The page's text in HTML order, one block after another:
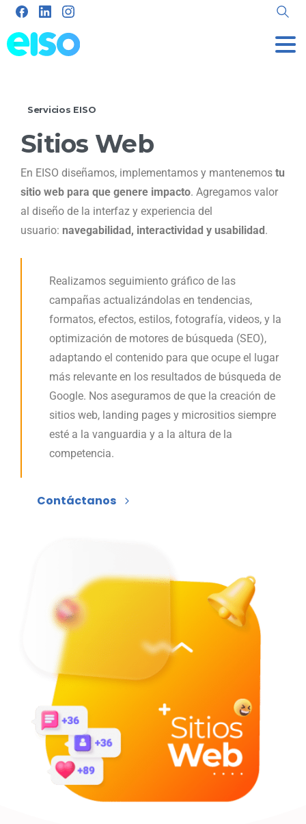
Servicios EISO
Sitios Web
En EISO diseñamos, implementamos y mantenemos tu
sitio web para que genere impacto. Agregamos valor
al diseño de la interfaz y experiencia del
usuario: navegabilidad, interactividad y usabilidad .
Realizamos seguimiento gráfico de las
campañas actualizándolas en tendencias,
formatos, efectos, estilos, fotografía, videos, y la
optimización de motores de búsqueda (SEO),
adaptando el contenido para que ocupe el lugar
más relevante en los resultados de búsqueda de
Google. Nos aseguramos de que la creación de
sitios web, landing pages y micrositios siempre
esté a la vanguardia y a la altura de la
competencia.
Contáctanos